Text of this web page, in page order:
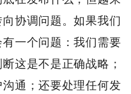
协调问题。如果我们
一个问题：我们需要
这是不是正确战略；
通；还要处理任何发